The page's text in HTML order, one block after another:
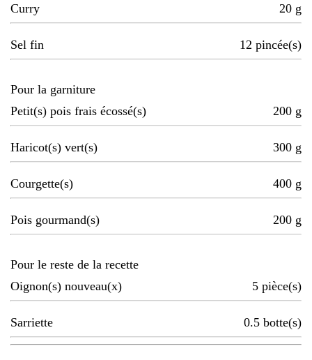
Curry 20 g
Sel fin 12 pincée(s)
Pour la garniture
Petit(s) pois frais écossé(s)
200 g
Haricot(s) vert(s) 300 g
Courgette(s) 400 g
Pois gourmand(s) 200 g
Pour le reste de la recette
Oignon(s) nouveau(x)
5 pièce(s)
Sarriette 0.5 botte(s)